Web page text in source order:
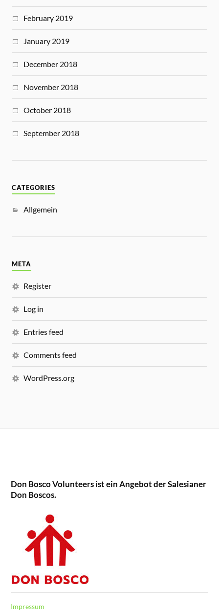
February 2019
January 2019
December 2018
November 2018
October 2018
September 2018
CATEGORIES
Allgemein
META
Register
Log in
Entries feed
Comments feed
WordPress.org
Don Bosco Volunteers ist ein Angebot der Salesianer
Don Boscos.
Impressum